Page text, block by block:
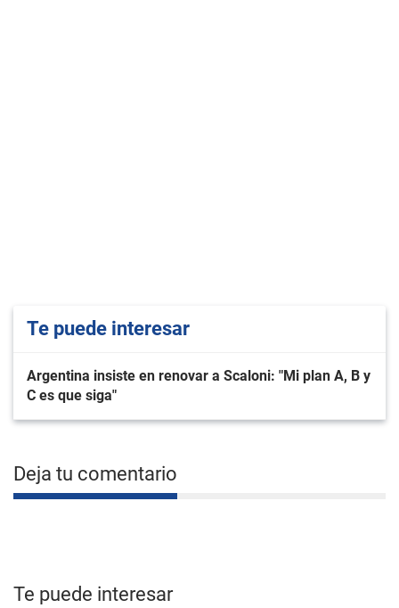
Te puede interesar
Argentina insiste en renovar a Scaloni: "Mi plan A, B y
C es que siga"
Deja tu comentario
Te puede interesar